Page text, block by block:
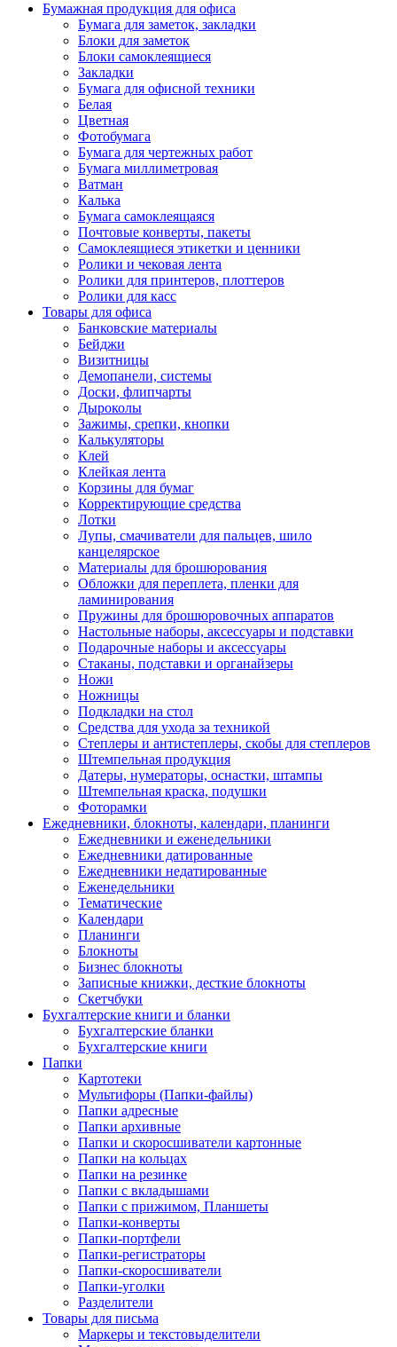
Бумажная продукция для офиса
Бумага для заметок, закладки
Блоки для заметок
Блоки самоклеящиеся
Закладки
Бумага для офисной техники
Белая
Цветная
Фотобумага
Бумага для чертежных работ
Бумага миллиметровая
Ватман
Калька
Бумага самоклеящаяся
Почтовые конверты, пакеты
Самоклеящиеся этикетки и ценники
Ролики и чековая лента
Ролики для принтеров, плоттеров
Ролики для касс
Товары для офиса
Банковские материалы
Бейджи
Визитницы
Демопанели, системы
Доски, флипчарты
Дыроколы
Зажимы, срепки, кнопки
Калькуляторы
Клей
Клейкая лента
Корзины для бумаг
Корректирующие средства
Лотки
Лупы, смачиватели для пальцев, шило
канцелярское
Материалы для брошюрования
Обложки для переплета, пленки для
ламинирования
Пружины для брошюровочных аппаратов
Настольные наборы, аксессуары и подставки
Подарочные наборы и аксессуары
Стаканы, подставки и органайзеры
Ножи
Ножницы
Подкладки на стол
Средства для ухода за техникой
Степлеры и антистеплеры, скобы для степлеров
Штемпельная продукция
Датеры, нумераторы, оснастки, штампы
Штемпельная краска, подушки
Фоторамки
Ежедневники, блокноты, календари, планинги
Ежедневники и еженедельники
Ежедневники датированные
Ежедневники недатированные
Еженедельники
Тематические
Календари
Планинги
Блокноты
Бизнес блокноты
Записные книжки, десткие блокноты
Скетчбуки
Бухгалтерские книги и бланки
Бухгалтерские бланки
Бухгалтерские книги
Папки
Картотеки
Мультифоры (Папки-файлы)
Папки адресные
Папки архивные
Папки и скоросшиватели картонные
Папки на кольцах
Папки на резинке
Папки с вкладышами
Папки с прижимом, Планшеты
Папки-конверты
Папки-портфели
Папки-регистраторы
Папки-скоросшиватели
Папки-уголки
Разделители
Товары для письма
Маркеры и текстовыделители